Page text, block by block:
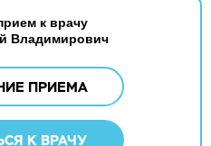
к врачу
Владимирович
ПРИЕМА
К ВРАЧУ